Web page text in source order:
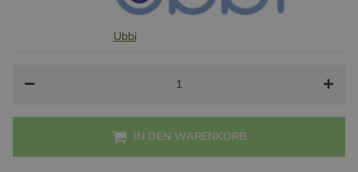
Ubbi
IN DEN WARENKORB